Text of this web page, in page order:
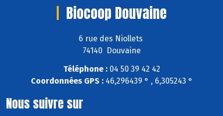
Biocoop Douvaine
6 rue des Niollets
74140 Douvaine
Téléphone :04 50 39 42 42
Coordonnées GPS :46,296439 ° , 6,305243 °
Nous suivre sur